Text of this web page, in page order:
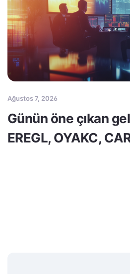
Ağustos 7, 2026
Günün öne çıkan
EREGL, OYAKC,